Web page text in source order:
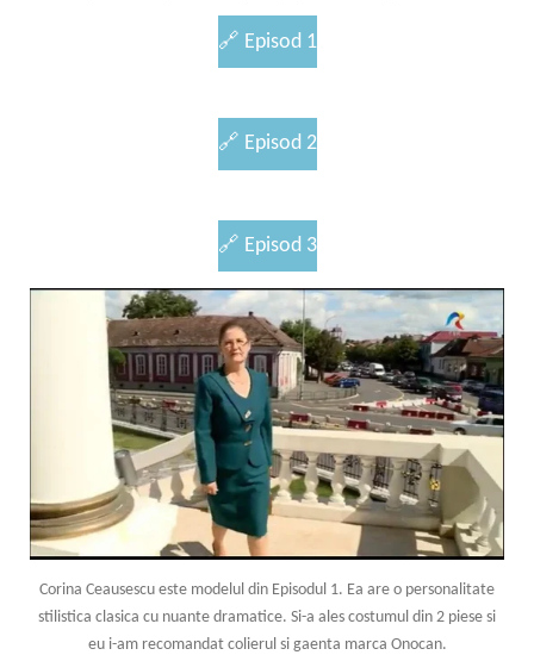
🔗 Episod 1
🔗 Episod 2
🔗 Episod 3
Corina Ceausescu este modelul din Episodul 1. Ea are o personalitate
stilistica clasica cu nuante dramatice. Si-a ales costumul din 2 piese si
eu i-am recomandat colierul si gaenta marca Onocan.